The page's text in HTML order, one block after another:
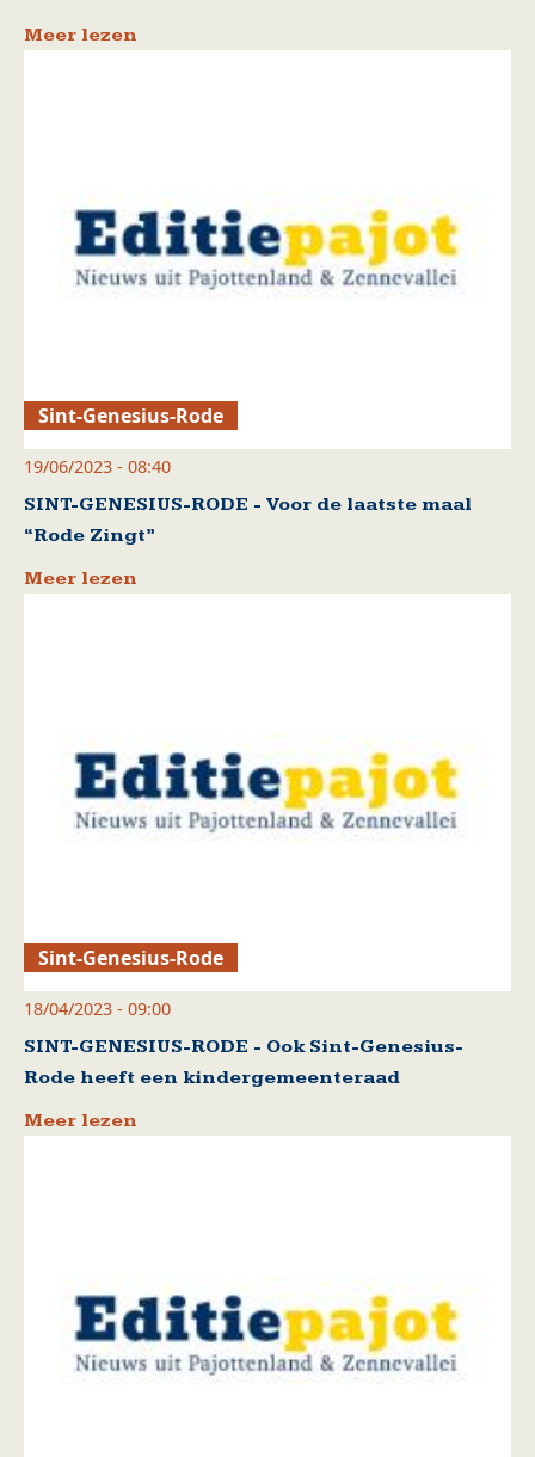
Meer lezen
Sint-Genesius-Rode
19/06/2023 - 08:40
SINT-GENESIUS-RODE - Voor de laatste maal
“Rode Zingt”
Meer lezen
Sint-Genesius-Rode
18/04/2023 - 09:00
SINT-GENESIUS-RODE - Ook Sint-Genesius-
Rode heeft een kindergemeenteraad
Meer lezen